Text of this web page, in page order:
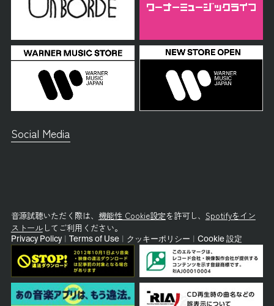
Social Media
音源試聴いただく際は、 機能性 Cookie設定を許可し、 Spotifyをイン
ストールしてご利用ください。
Privacy Policy Terms of Use クッキーポリシー Cookie 設定